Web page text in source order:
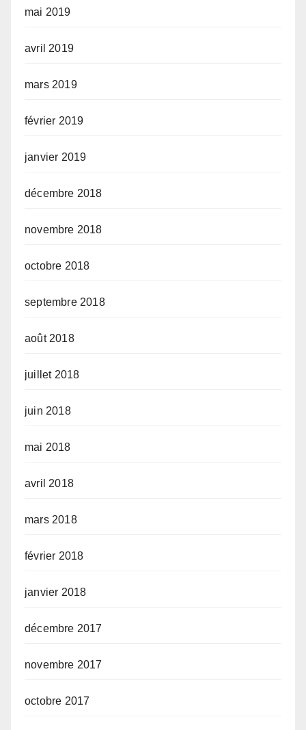
mai 2019
avril 2019
mars 2019
février 2019
janvier 2019
décembre 2018
novembre 2018
octobre 2018
septembre 2018
août 2018
juillet 2018
juin 2018
mai 2018
avril 2018
mars 2018
février 2018
janvier 2018
décembre 2017
novembre 2017
octobre 2017